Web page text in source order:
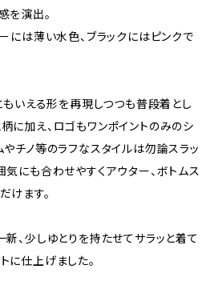
を演出。
には薄い水色、ブラックにはピンクで
いえる形を再現しつつも普段着とし
に加え、ロゴもワンポイントのみのシ
チノ等のラフなスタイルは勿論スラッ
気にも合わせやすくアウター、ボトムス
けます。
、少しゆとりを持たせてサラッと着て
に仕上げました。